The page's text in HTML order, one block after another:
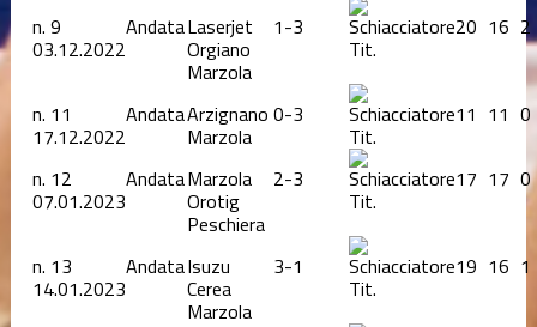
n. 9
03.12.2022
AndataLaserjet
Orgiano
Marzola
1-3
Tit.
20 16 2
n. 11
17.12.2022
AndataArzignano
Marzola
0-3
Tit.
11 11 0
n. 12
07.01.2023
AndataMarzola
Orotig
Peschiera
2-3
Tit.
17 17 0
n. 13
14.01.2023
AndataIsuzu
Cerea
Marzola
3-1
Tit.
19 16 1